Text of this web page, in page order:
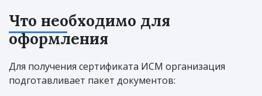
Что необходимо для
оформления
Для получения сертификата ИСМ организация
подготавливает пакет документов: